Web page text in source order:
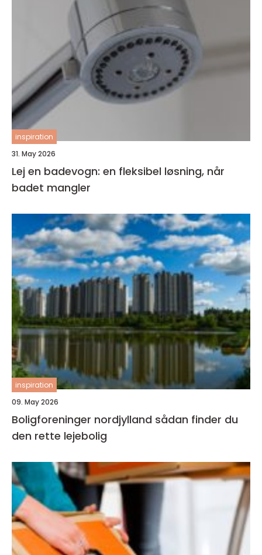
inspiration
31. May 2026
Lej en badevogn: en fleksibel løsning, når
badet mangler
inspiration
09. May 2026
Boligforeninger nordjylland sådan finder du
den rette lejebolig